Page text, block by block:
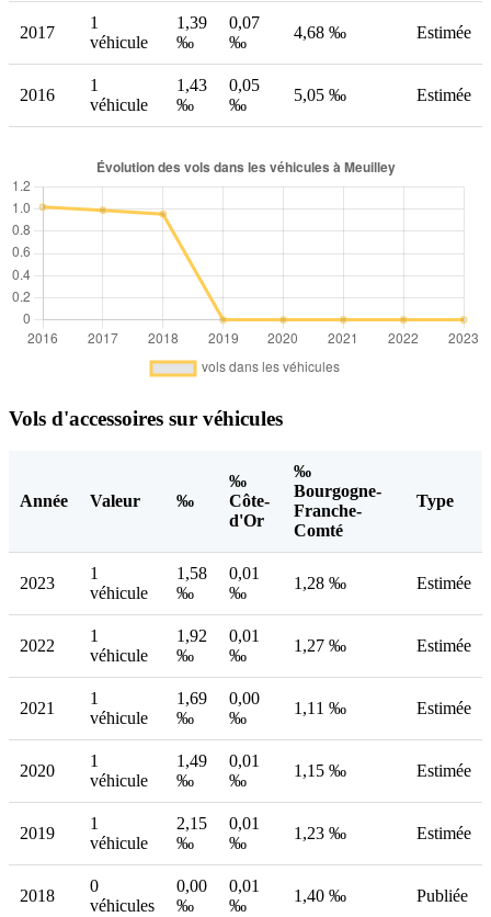
2017
1
véhicule
1,39
‰
0,07
‰
4,68 ‰ Estimée
2016
1
véhicule
1,43
‰
0,05
‰
5,05 ‰ Estimée
Vols d'accessoires sur véhicules
Année Valeur ‰
‰
Côte-
d'Or
‰
Bourgogne-
Franche-
Comté
Type
2023
1
véhicule
1,58
‰
0,01
‰
1,28 ‰ Estimée
2022
1
véhicule
1,92
‰
0,01
‰
1,27 ‰ Estimée
2021
1
véhicule
1,69
‰
0,00
‰
1,11 ‰ Estimée
2020
1
véhicule
1,49
‰
0,01
‰
1,15 ‰ Estimée
2019
1
véhicule
2,15
‰
0,01
‰
1,23 ‰ Estimée
2018
0
véhicules
0,00
‰
0,01
‰
1,40 ‰ Publiée